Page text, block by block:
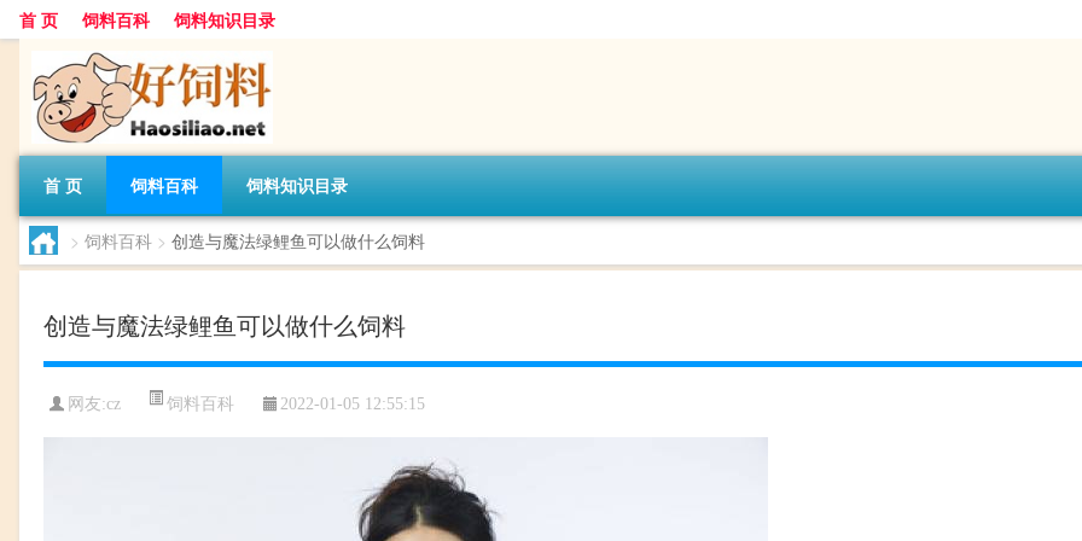
首 页 饲料百科 饲料知识目录
首 页 饲料百科 饲料知识目录
> 饲料百科 > 创造与魔法绿鲤鱼可以做什么饲料
创造与魔法绿鲤鱼可以做什么饲料
网友:cz 饲料百科 2022-01-05 12:55:15